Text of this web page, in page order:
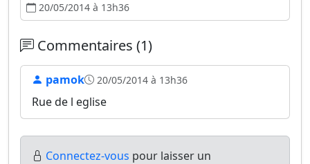
20/05/2014 à 13h36
Commentaires (1)
pamok 20/05/2014 à 13h36
Rue de l eglise
Connectez-vous pour laisser un